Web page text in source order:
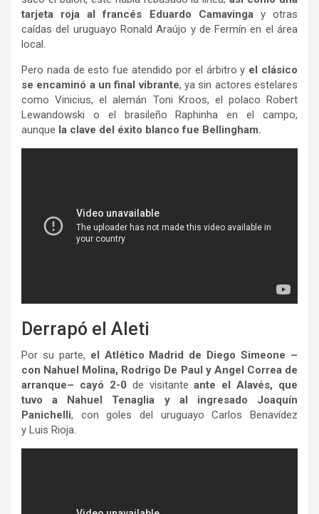
tarjeta roja al francés Eduardo Camavinga y otras
caídas del uruguayo Ronald Araújo y de Fermín en el área
local.
Pero nada de esto fue atendido por el árbitro y el clásico
se encaminó a un final vibrante, ya sin actores estelares
como Vinicius, el alemán Toni Kroos, el polaco Robert
Lewandowski o el brasileño Raphinha en el campo,
aunque la clave del éxito blanco fue Bellingham.
Derrapó el Aleti
Por su parte, el Atlético Madrid de Diego Simeone –
con Nahuel Molina, Rodrigo De Paul y Angel Correa de
arranque– cayó 2-0 de visitanteante el Alavés, que
tuvo a Nahuel Tenaglia y al ingresado Joaquín
Panichelli, con goles del uruguayo Carlos Benavídez
y Luis Rioja.